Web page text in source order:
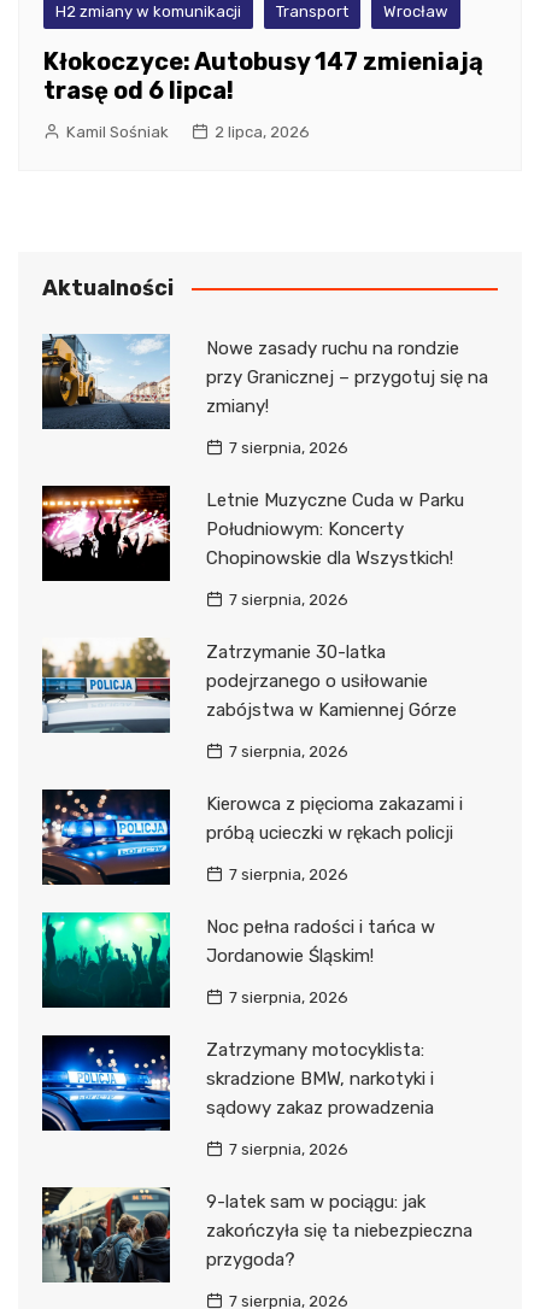
H2 zmiany w komunikacji Transport Wrocław
Kłokoczyce: Autobusy 147 zmieniają
trasę od 6 lipca!
Kamil Sośniak 2 lipca, 2026
Aktualności
Nowe zasady ruchu na rondzie
przy Granicznej – przygotuj się na
zmiany!
7 sierpnia, 2026
Letnie Muzyczne Cuda w Parku
Południowym: Koncerty
Chopinowskie dla Wszystkich!
7 sierpnia, 2026
Zatrzymanie 30-latka
podejrzanego o usiłowanie
zabójstwa w Kamiennej Górze
7 sierpnia, 2026
Kierowca z pięcioma zakazami i
próbą ucieczki w rękach policji
7 sierpnia, 2026
Noc pełna radości i tańca w
Jordanowie Śląskim!
7 sierpnia, 2026
Zatrzymany motocyklista:
skradzione BMW, narkotyki i
sądowy zakaz prowadzenia
7 sierpnia, 2026
9-latek sam w pociągu: jak
zakończyła się ta niebezpieczna
przygoda?
7 sierpnia, 2026